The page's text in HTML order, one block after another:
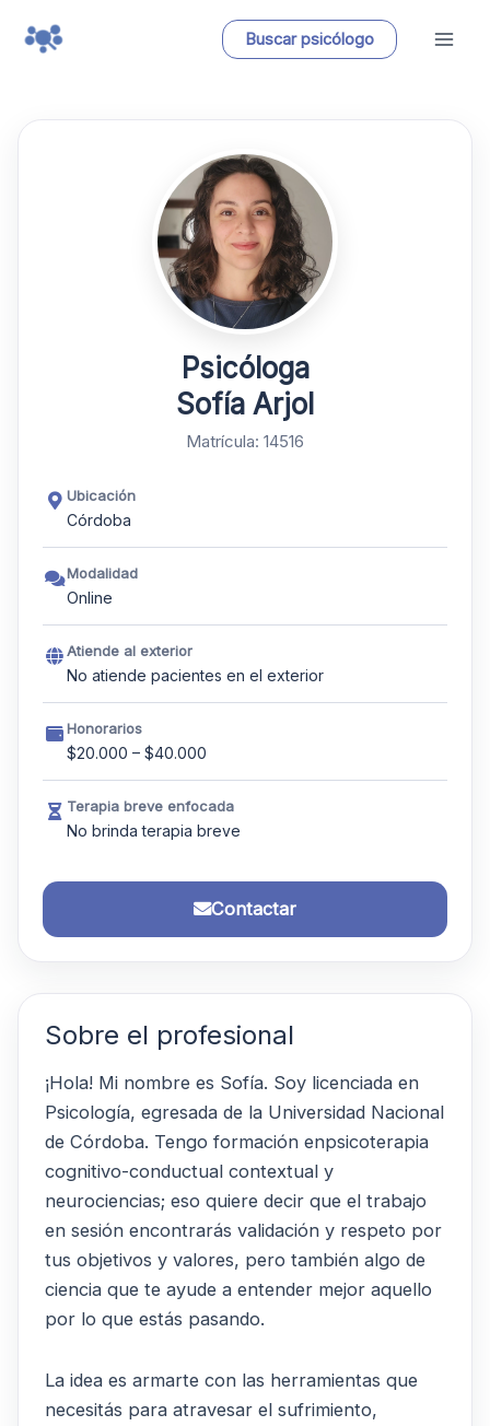
Buscar psicólogo
Psicóloga
Sofía Arjol
Matrícula: 14516
Ubicación
Córdoba
Modalidad
Online
Atiende al exterior
No atiende pacientes en el exterior
Honorarios
$20.000 – $40.000
Terapia breve enfocada
No brinda terapia breve
Contactar
Sobre el profesional
¡Hola! Mi nombre es Sofía. Soy licenciada en
Psicología, egresada de la Universidad Nacional
de Córdoba. Tengo formación enpsicoterapia
cognitivo-conductual contextual y
neurociencias; eso quiere decir que el trabajo
en sesión encontrarás validación y respeto por
tus objetivos y valores, pero también algo de
ciencia que te ayude a entender mejor aquello
por lo que estás pasando.
La idea es armarte con las herramientas que
necesitás para atravesar el sufrimiento,